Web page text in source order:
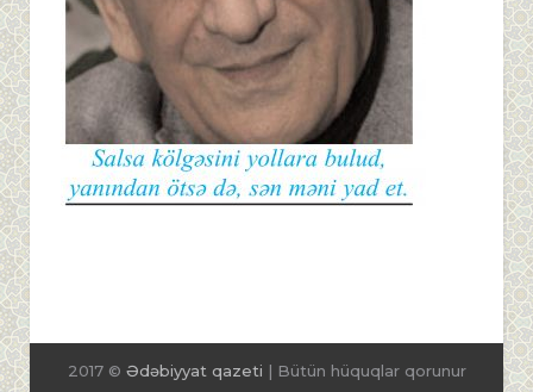
2017 © Ədəbiyyat qazeti | Bütün hüquqlar qorunur